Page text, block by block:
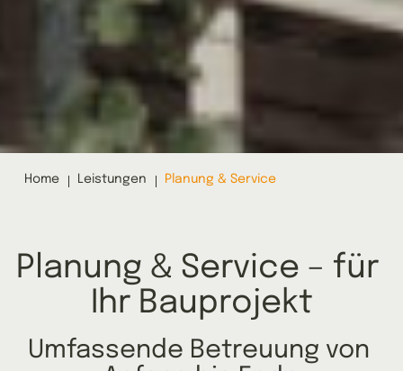
Home Leistungen Planung & Service
Planung & Service – für
Ihr Bauprojekt
Umfassende Betreuung von